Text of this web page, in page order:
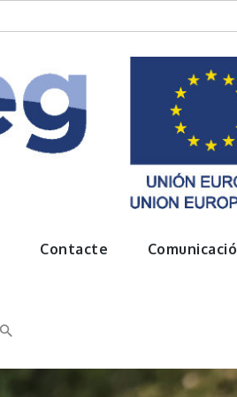
Contacte Comunicació